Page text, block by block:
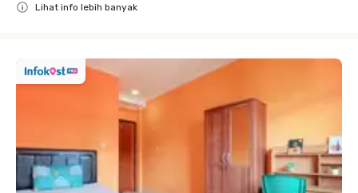
Lihat info lebih banyak